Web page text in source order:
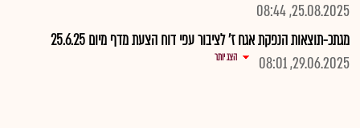
25.08.2025, 08:44
מגתכ-תוצאות הנפקת אגח ז' לציבור עפי דוח הצעת מדף מיום 25.6.25
29.06.2025, 08:01
הצג יותר